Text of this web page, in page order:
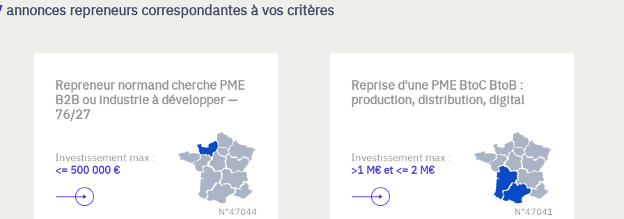
annonces repreneurs correspondantes à vos critères
Repreneur normand cherche PME
B2B ou industrie à développer —
76/27
Investissement max :
<= 500 000 €
N°47044
Reprise d'une PME BtoC BtoB :
production, distribution, digital
Investissement max :
>1 M€ et <= 2 M€
N°47041